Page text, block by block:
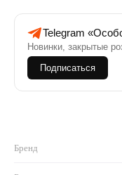
Telegram
Новинки, закрытые
Подписаться
Бренд